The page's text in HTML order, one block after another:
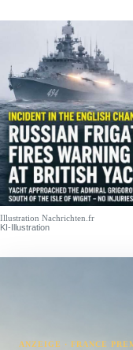
Illustration Nachrichten.fr
KI-Illustration
ANZEIGE · FRANCE